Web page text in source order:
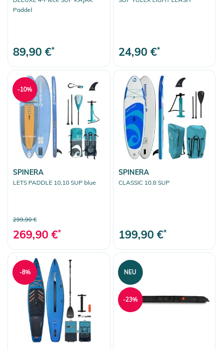
Paddel
89,90 €* 24,90 €*
SPINERA
LETS PADDLE 10,10 SUP blue
299,90 €
269,90 €*
-10%
SPINERA
CLASSIC 10.8 SUP
199,90 €*
-8% NEU
-23%